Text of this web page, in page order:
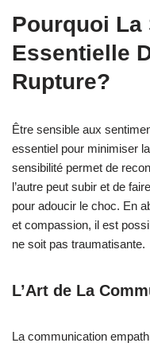
Pourquoi
Essentielle
Rupture?
Être sensible aux
essentiel pour minimiser
sensibilité permet de
l’autre peut subir et de
pour adoucir le choc. En
et compassion, il est
ne soit pas traumatisante.
L’Art de La
La communication